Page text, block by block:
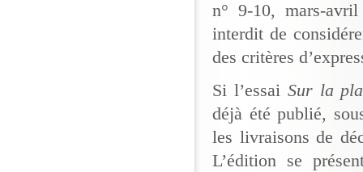
n° 9-10, mars-
interdit de
des critères
Si l’essai Sur la
déjà été publié,
les livraisons de
L’édition se